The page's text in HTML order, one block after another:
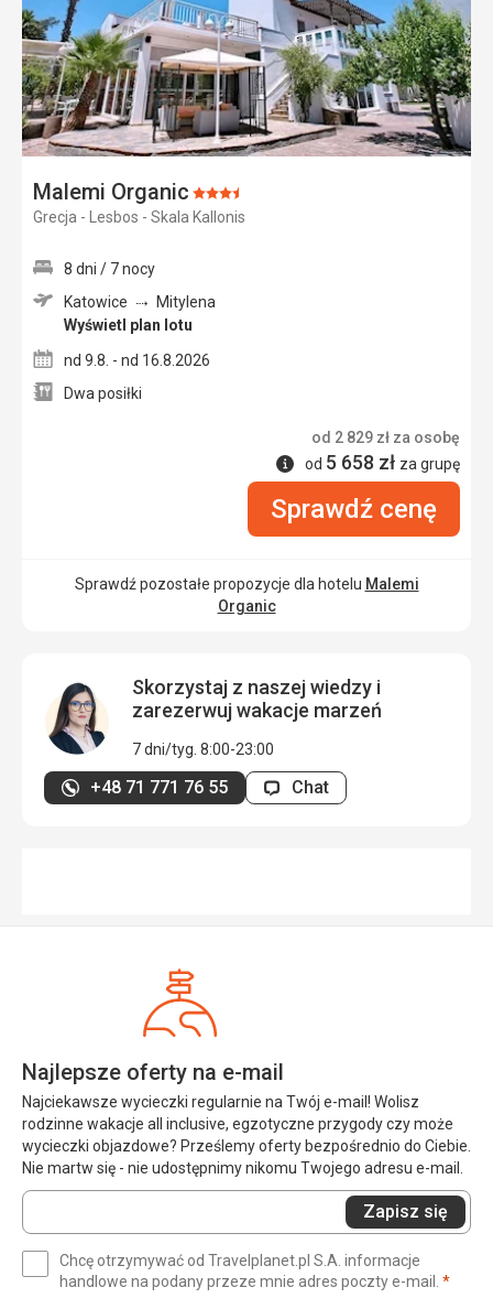
Malemi Organic Ocena:
3.5/5
Grecja - Lesbos - Skala Kallonis
8 dni / 7 nocy
Katowice
Mitylena
Wyświetl plan lotu
nd 9.8. - nd 16.8.2026
Dwa posiłki
od 2 829 zł za osobę
Informacje
od 5 658 zł za grupę
Sprawdź cenę
Sprawdź pozostałe propozycje dla hotelu Malemi
Organic
Skorzystaj z naszej wiedzy i
zarezerwuj wakacje marzeń
7 dni/tyg. 8:00-23:00
+48 71 771 76 55 Chat
Najlepsze oferty na e-mail
Najciekawsze wycieczki regularnie na Twój e-mail! Wolisz
rodzinne wakacje all inclusive, egzotyczne przygody czy może
wycieczki objazdowe? Prześlemy oferty bezpośrednio do Ciebie.
Nie martw się - nie udostępnimy nikomu Twojego adresu e-mail.
Wprowadź
swój
(wymagane)
Zapisz się
Chcę otrzymywać od Travelplanet.pl S.A. informacje
handlowe na podany przeze mnie adres poczty e-mail. *